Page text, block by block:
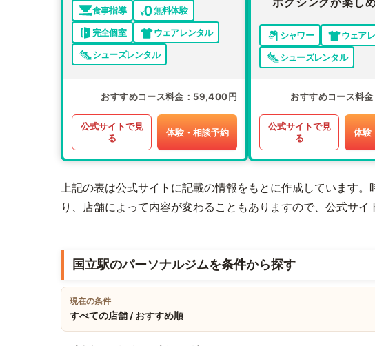
食事指導
無料体験
完全個室
ウェアレンタル
シューズレンタル
おすすめコース料金 59,400円
公式サイトで見
る
体験・相談予約
シャワー
ウェア
シューズレンタル
おすすめコース料金
公式サイトで見
る
体験
上記の表は公式サイトに記載の情報をもとに作成しています
り、店舗によって内容が変わることもありますので、公式サイ
国立駅のパーソナルジムを条件から探す
現在の条件
すべての店舗 / おすすめ順